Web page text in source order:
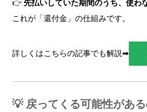
👉先払いしていた期間のうち、使わ
これが「還付金」の仕組みです。
詳しくはこちらの記事でも解説➡
💡 戻ってくる可能性があ